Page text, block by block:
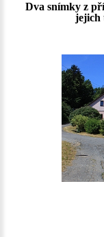
Dva snímky z
jejich